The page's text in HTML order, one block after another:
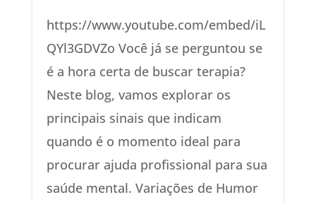
https://www.youtube.com/embed/iL
QYl3GDVZo Você já se perguntou se
é a hora certa de buscar terapia?
Neste blog, vamos explorar os
principais sinais que indicam
quando é o momento ideal para
procurar ajuda profissional para sua
saúde mental. Variações de Humor